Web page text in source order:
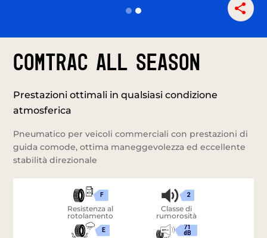
Comtrac All Season
Prestazioni ottimali in qualsiasi condizione
atmosferica
Pneumatico per veicoli commerciali con prestazioni di
guida comode, ottima maneggevolezza ed eccellente
stabilità direzionale
F
Resistenza al
rotolamento
E
2
Classe di
rumorosità
71
dB